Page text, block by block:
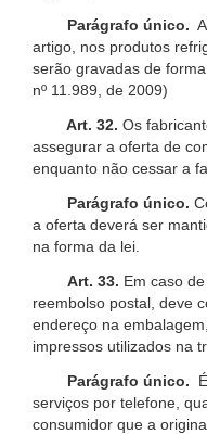
Parágrafo único.
artigo, nos produtos
serão gravadas de
nº 11.989, de 2009)
Art. 32. Os
assegurar a oferta de
enquanto não cessar a
Parágrafo único.
a oferta deverá ser
na forma da lei.
Art. 33. Em caso
reembolso postal, deve
endereço na
impressos utilizados na
Parágrafo único.
serviços por telefone,
consumidor que a